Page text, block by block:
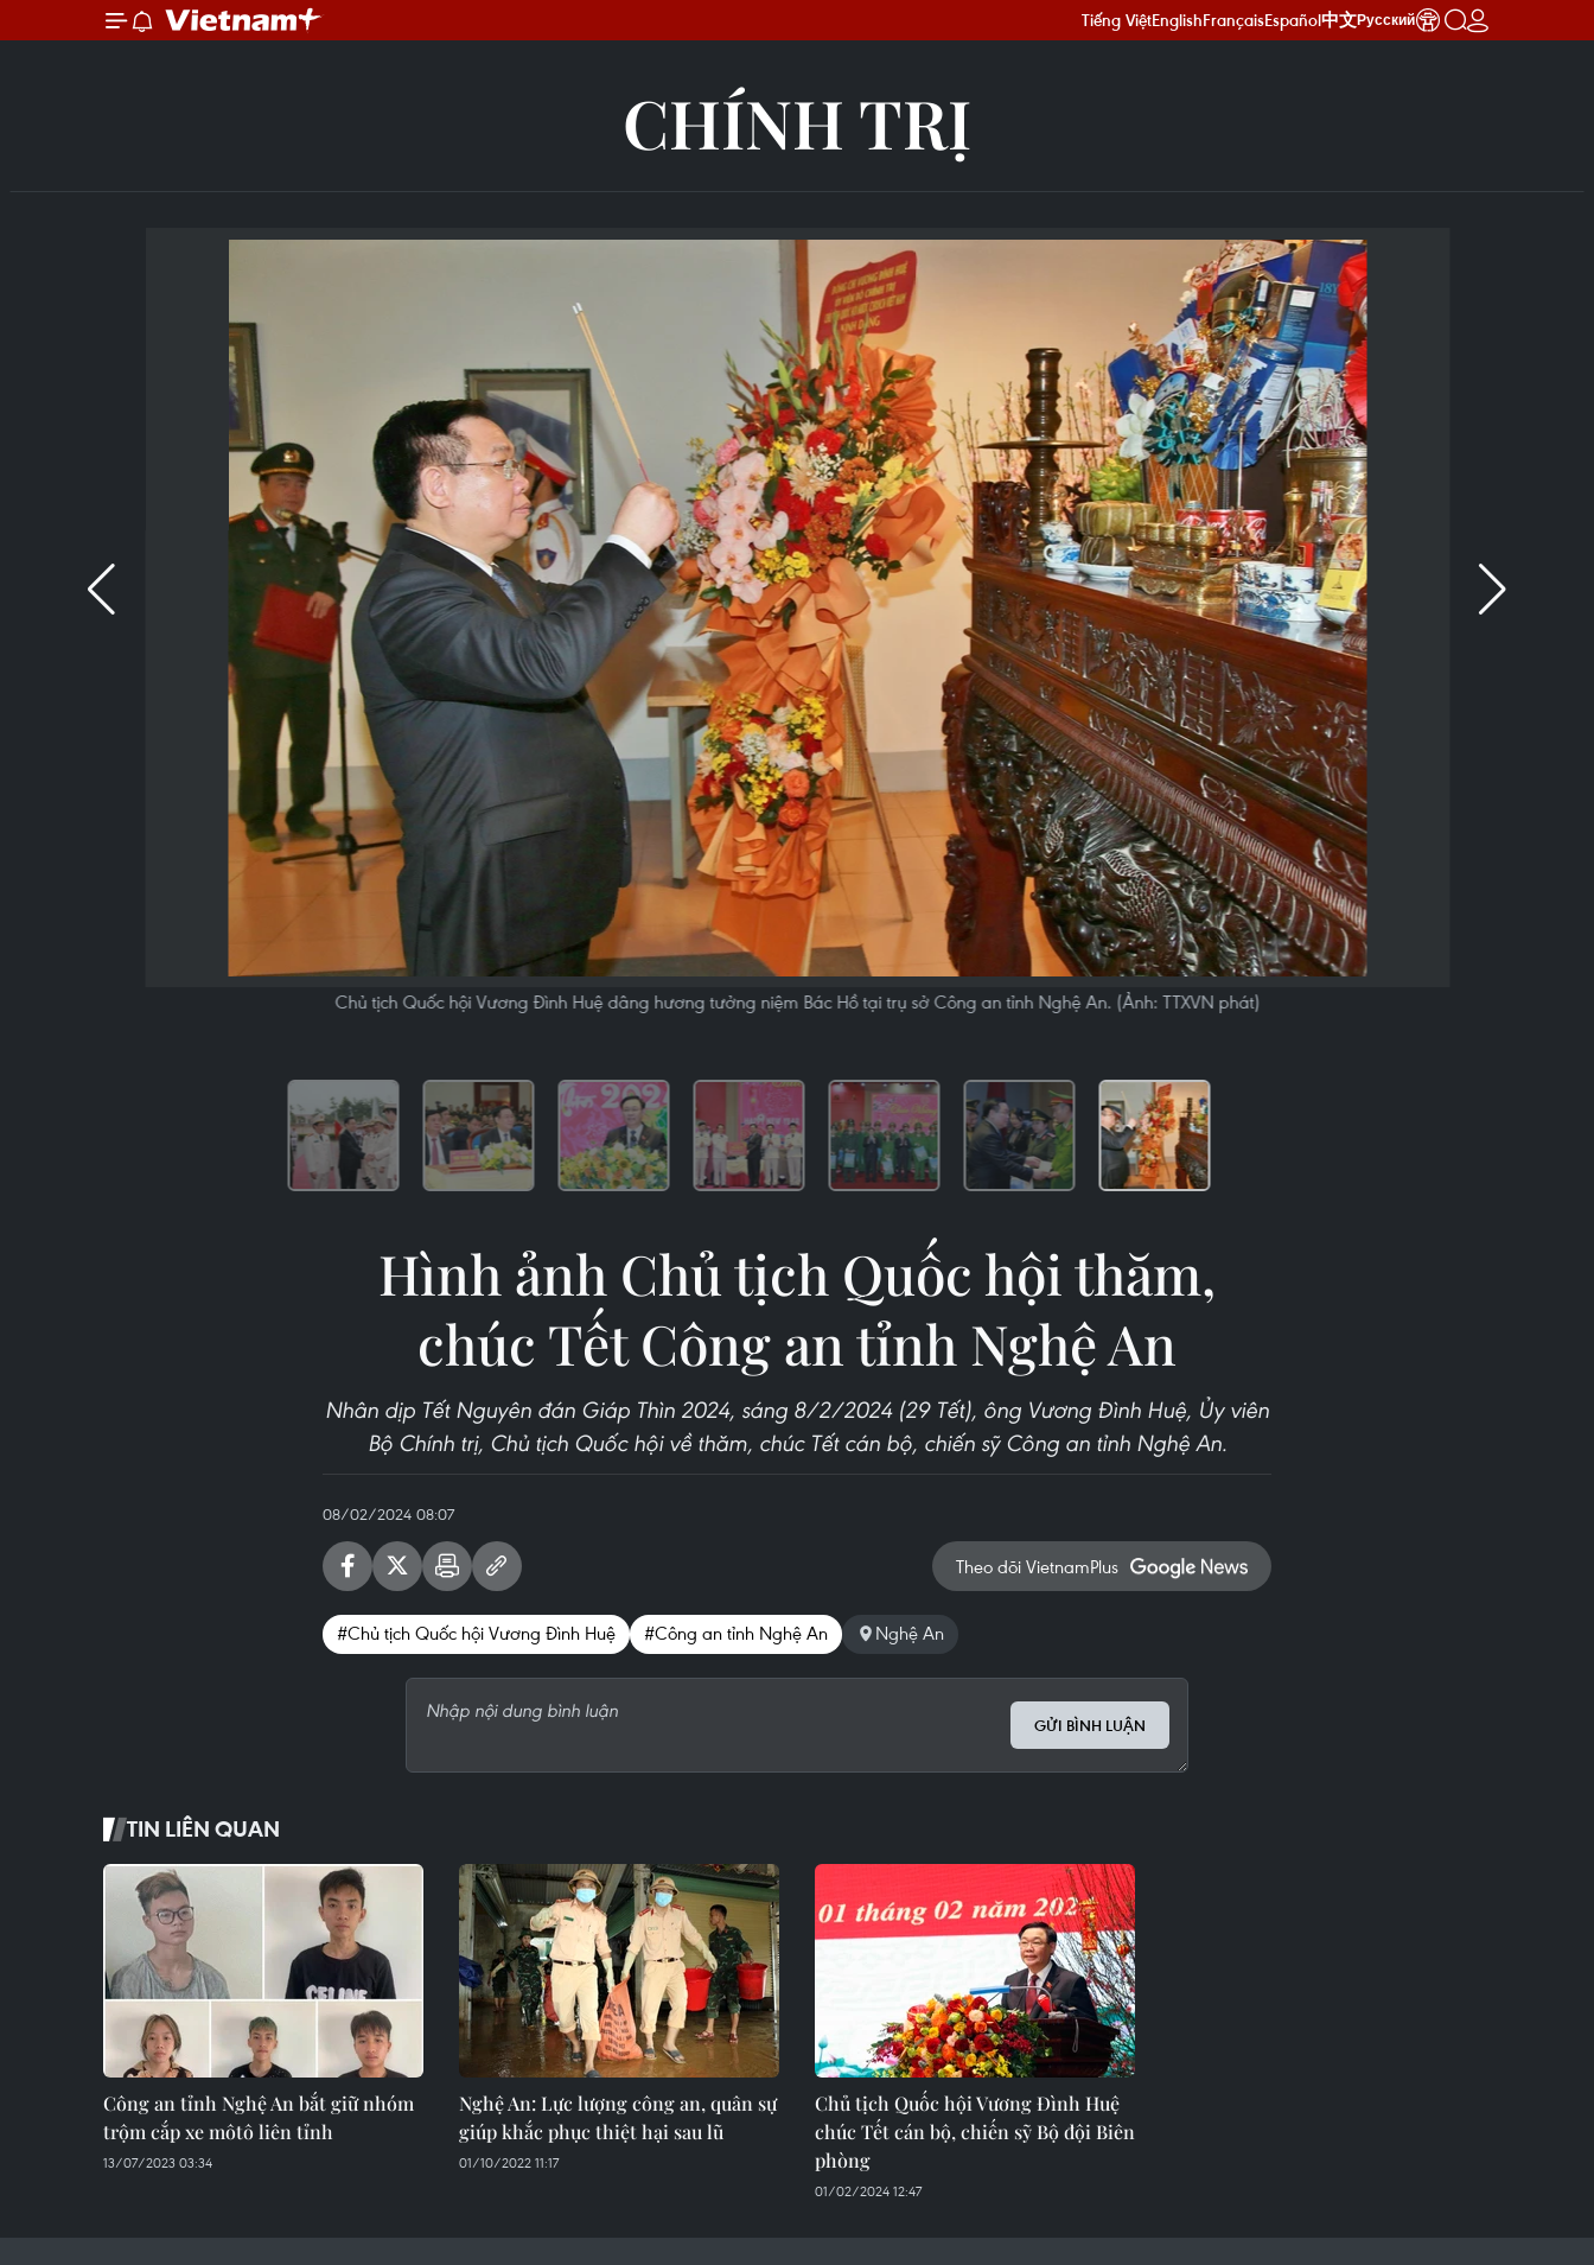
Tiếng ViệtEnglishFrançaisEspañol中文Русский
CHÍNH TRỊ
Chủ tịch Quốc hội Vương Đình Huệ dâng hương tưởng niệm Bác Hồ tại trụ sở Công an tỉnh Nghệ An. (Ảnh: TTXVN phát)
Hình ảnh Chủ tịch Quốc hội thăm,
chúc Tết Công an tỉnh Nghệ An
Nhân dịp Tết Nguyên đán Giáp Thìn 2024, sáng 8/2/2024 (29 Tết), ông Vương Đình Huệ, Ủy viên
Bộ Chính trị, Chủ tịch Quốc hội về thăm, chúc Tết cán bộ, chiến sỹ Công an tỉnh Nghệ An.
08/02/2024 08:07
Theo dõi VietnamPlus
#Chủ tịch Quốc hội Vương Đình Huệ #Công an tỉnh Nghệ An Nghệ An
GỬI BÌNH LUẬN
TIN LIÊN QUAN
Công an tỉnh Nghệ An bắt giữ nhóm
trộm cắp xe môtô liên tỉnh
13/07/2023 03:34
Nghệ An: Lực lượng công an, quân sự
giúp khắc phục thiệt hại sau lũ
01/10/2022 11:17
Chủ tịch Quốc hội Vương Đình Huệ
chúc Tết cán bộ, chiến sỹ Bộ đội Biên
phòng
01/02/2024 12:47